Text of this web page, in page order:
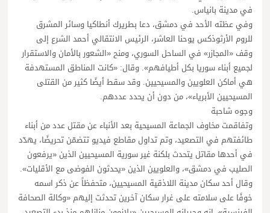
في مدينة بانياس.
وفي عظته الأحد في دمشق، دعا بطريرك أنطاكيا وسائر المشرق
للروم الأرثوذكس يوحنا العاشر، الرئيس الانتقالي أحمد الشرع إلى
وقف «المجازر» في الساحل السوري، ومنح «الشعور بالأمان والاستقرار
لجميع أبناء سوريا بكل أطيافهم». وقال: «كانت المناطق المستهدفة
هي أماكن العلويين والمسيحيين. وقد سقط أيضًا كثير من القتلى
المسيحيين الأبرياء»، من دون أن يحدد عددهم.
وجوه شاحبة
وتفاقمت مخاوف الجماعة المسيحية بعد الأنباء عن مقتل عدد من أبناء
طائفتهم في التصعيد، وتم تداول مقاطع فيديو تتضمّن تحريضًا، يهدّد
في أحدها مقاتل يتحدث بلكنة غير سورية المسيحيين الذين «يرفعون
الصليب في دمشق»، والعلويين الذين «يحدثون الفوضى مع الأقليات».
وقال أحد سكان مدينة اللاذقية المسيحيين، متحفظاً عن ذكر اسمه
خوفًا على سلامته على غرار سكان آخرين تحدثت إليهم «وكالة الصحافة